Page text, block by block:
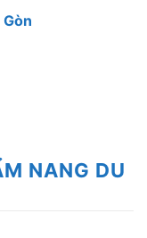
NANG DU